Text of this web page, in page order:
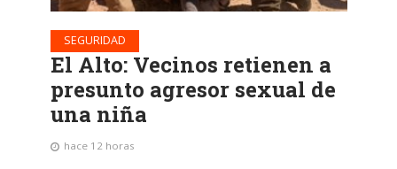
SEGURIDAD
El Alto: Vecinos retienen a
presunto agresor sexual de
una niña
hace 12 horas